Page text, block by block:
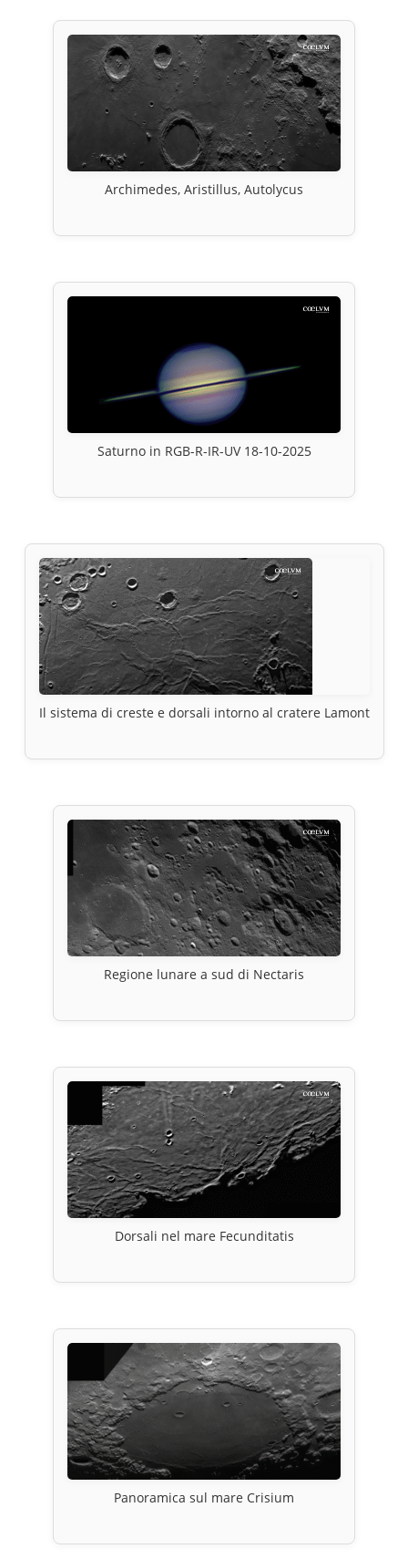
Archimedes, Aristillus, Autolycus
Saturno in RGB-R-IR-UV 18-10-2025
Il sistema di creste e dorsali intorno al cratere Lamont
Regione lunare a sud di Nectaris
Dorsali nel mare Fecunditatis
Panoramica sul mare Crisium